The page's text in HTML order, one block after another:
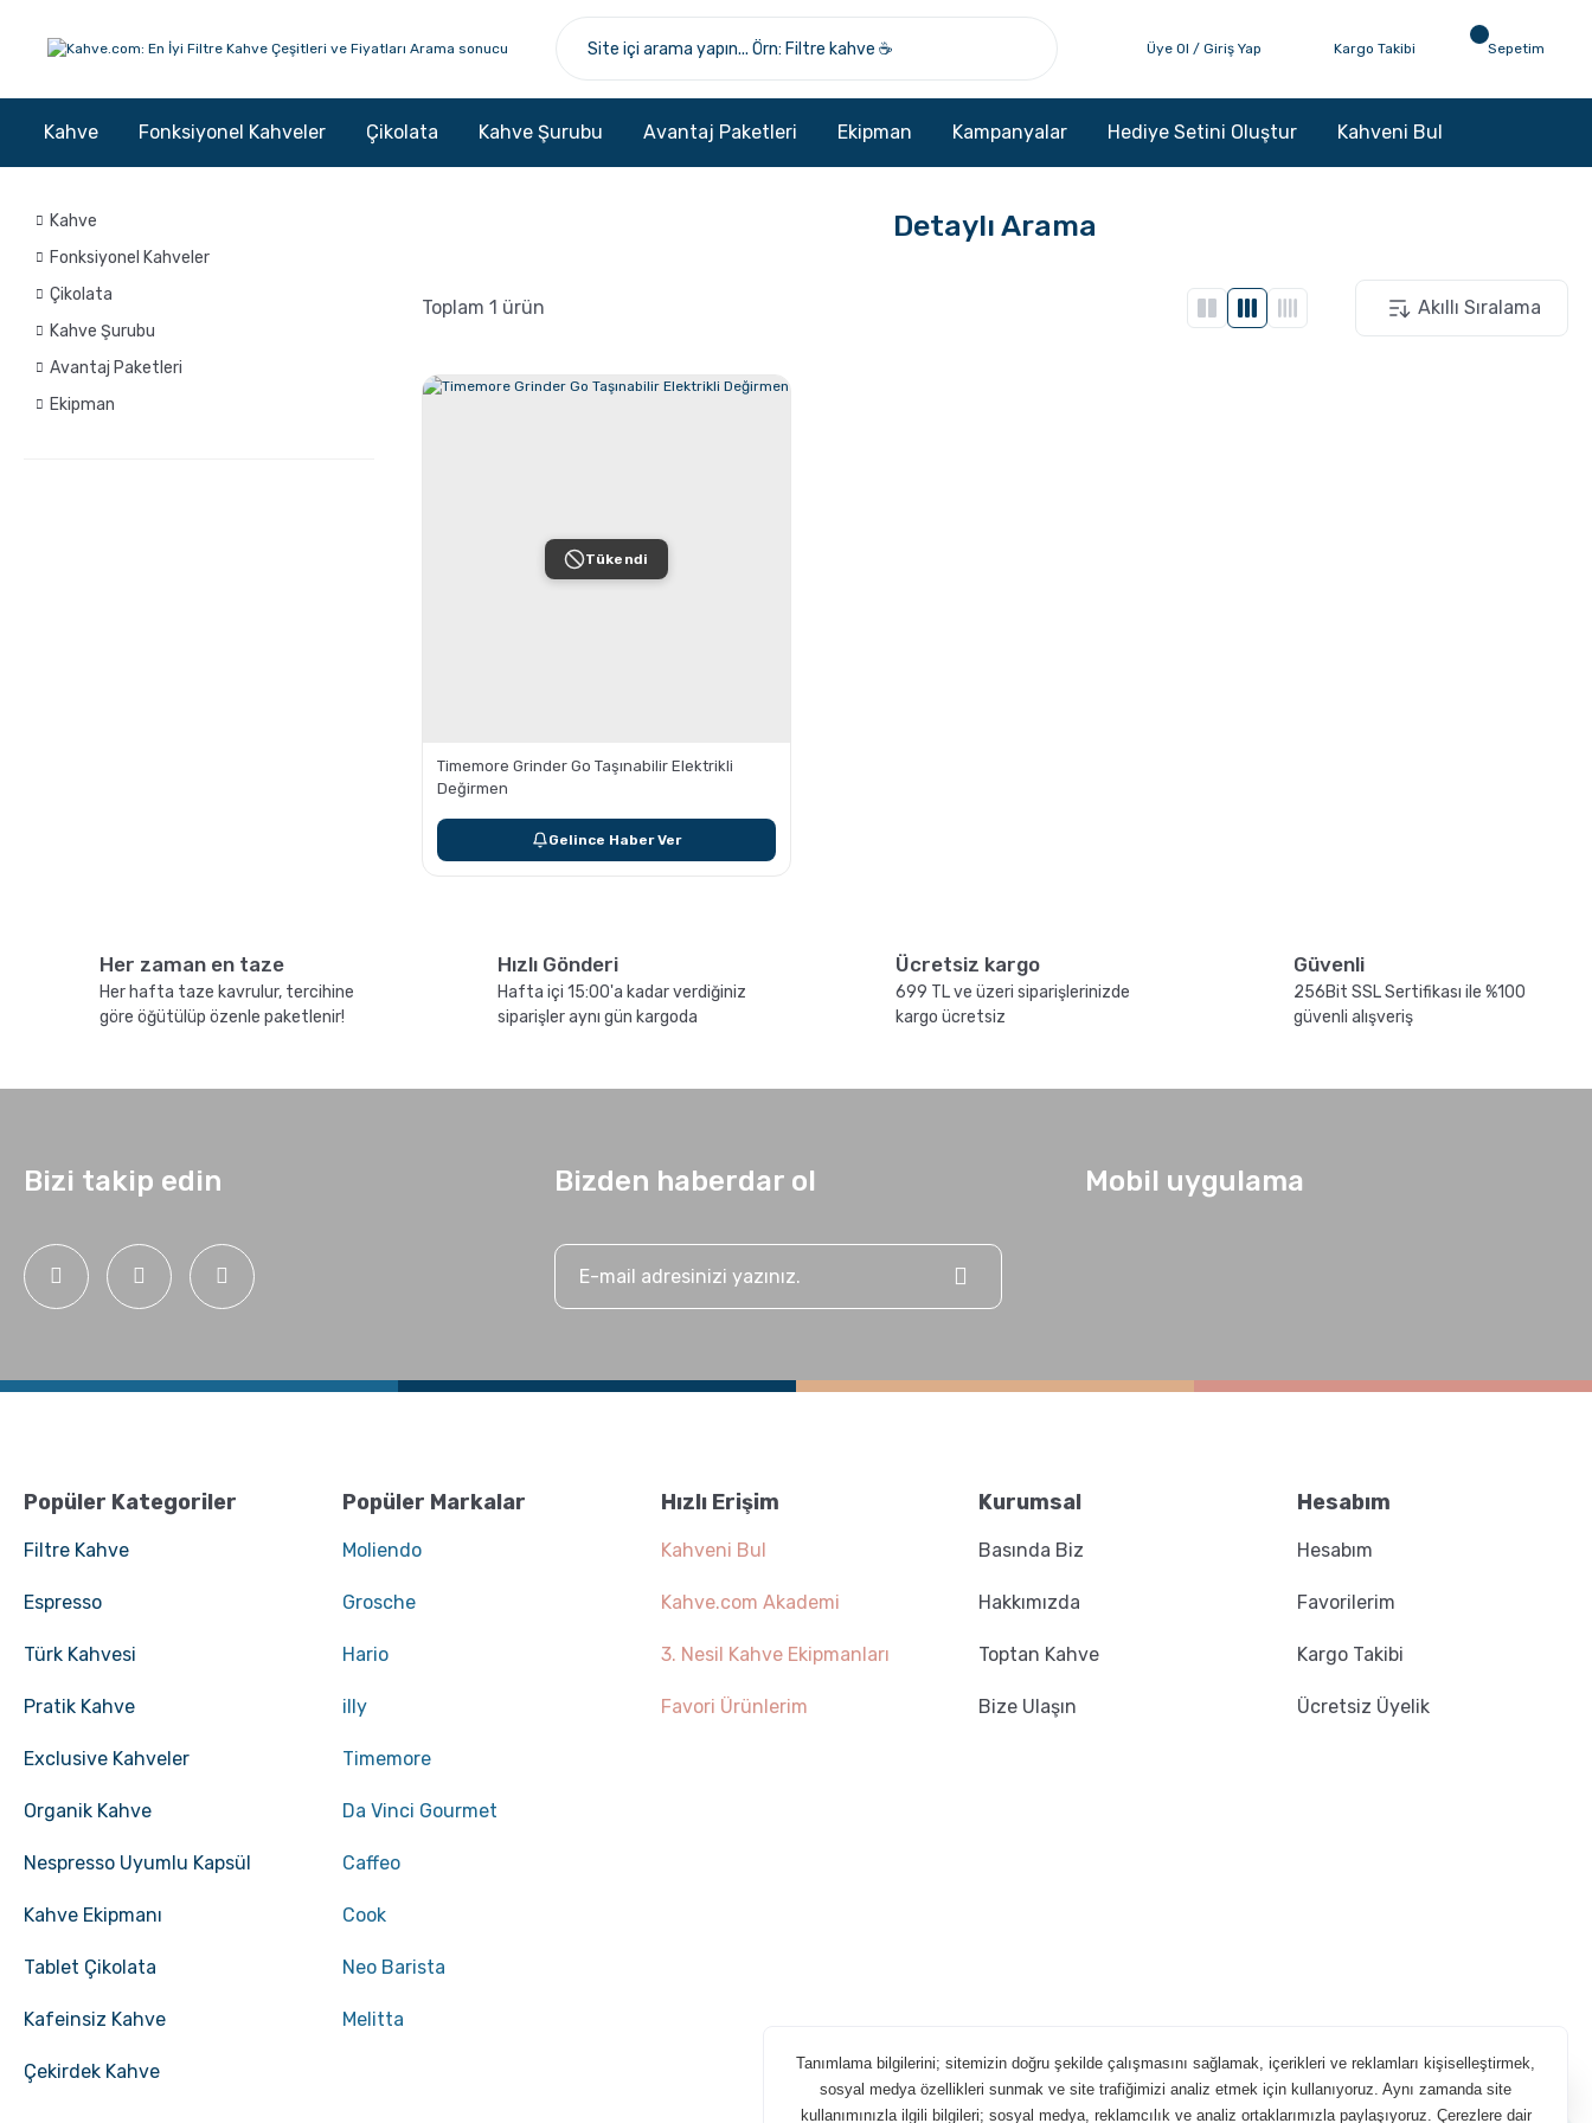
Üye Ol / Giriş Yap Kargo Takibi Sepetim
Kahve Fonksiyonel Kahveler Çikolata Kahve Şurubu Avantaj Paketleri Ekipman Kampanyalar Hediye Setini Oluştur Kahveni Bul
Kahve
Fonksiyonel Kahveler
Çikolata
Kahve Şurubu
Avantaj Paketleri
Ekipman
Detaylı Arama
Toplam 1 ürün
Tükendi
Timemore Grinder Go Taşınabilir Elektrikli
Değirmen
Gelince Haber Ver
Her zaman en taze
Her hafta taze kavrulur, tercihine
göre öğütülüp özenle paketlenir!
Hızlı Gönderi
Hafta içi 15:00'a kadar verdiğiniz
siparişler aynı gün kargoda
Ücretsiz kargo
699 TL ve üzeri siparişlerinizde
kargo ücretsiz
Güvenli
256Bit SSL Sertifikası ile %100
güvenli alışveriş
Bizi takip edin Bizden haberdar ol Mobil uygulama
Popüler Kategoriler
Filtre Kahve
Espresso
Türk Kahvesi
Pratik Kahve
Exclusive Kahveler
Organik Kahve
Nespresso Uyumlu Kapsül
Kahve Ekipmanı
Tablet Çikolata
Kafeinsiz Kahve
Çekirdek Kahve
Popüler Markalar
Moliendo
Grosche
Hario
illy
Timemore
Da Vinci Gourmet
Caffeo
Cook
Neo Barista
Melitta
Hızlı Erişim
Kahveni Bul
Kahve.com Akademi
3. Nesil Kahve Ekipmanları
Favori Ürünlerim
Kurumsal
Basında Biz
Hakkımızda
Toptan Kahve
Bize Ulaşın
Hesabım
Hesabım
Favorilerim
Kargo Takibi
Ücretsiz Üyelik
Aradığın kahveyi beraber bulalım!